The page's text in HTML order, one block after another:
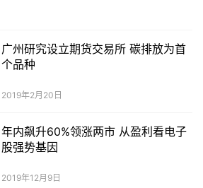
易世界中,没有百分之百全部预…
广州研究设立期货交易所 碳排放为首
个品种
2019年2月20日
年内飙升60%领涨两市 从盈利看电子
股强势基因
2019年12月9日